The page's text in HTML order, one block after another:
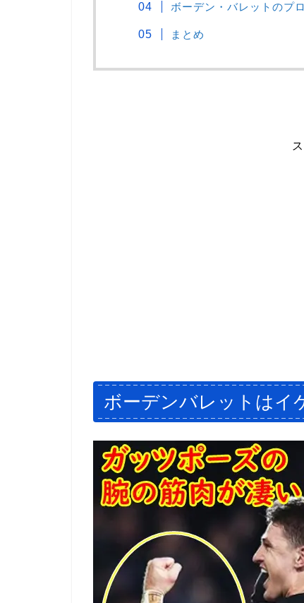
ボーデン・バレットのプ
まとめ
ボーデンバレットはイ